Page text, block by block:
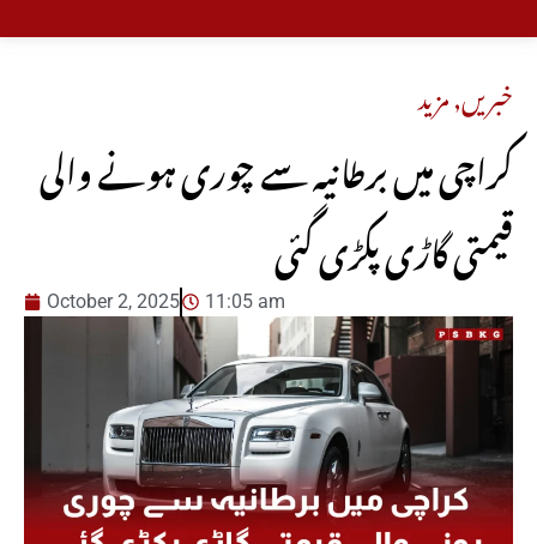
خبریں,مزید
کراچی میں برطانیہ سے چوری ہونے والی
قیمتی گاڑی پکڑی گئی
October 2, 2025 11:05 am